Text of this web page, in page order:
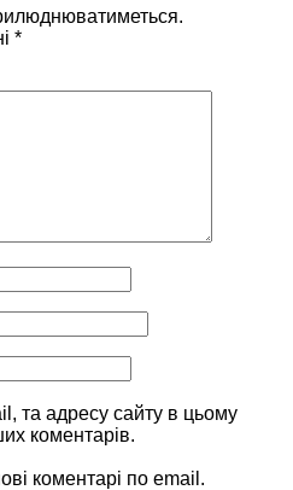
*
та адресу сайту в цьому
коментарів.
коментарі по email.